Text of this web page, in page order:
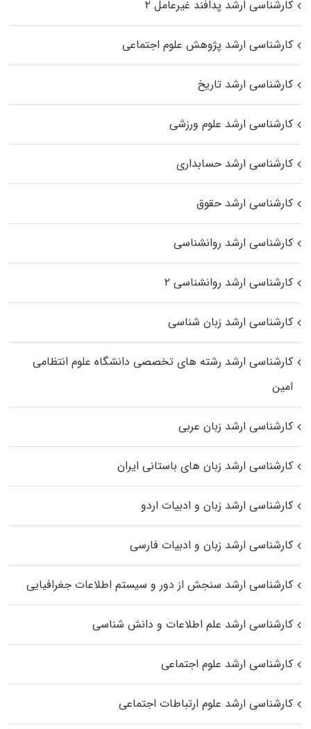
کارشناسی ارشد پدافند غیرعامل ۲
کارشناسی ارشد پژوهش علوم اجتماعی
کارشناسی ارشد تاریخ
کارشناسی ارشد علوم ورزشی
کارشناسی ارشد حسابداری
کارشناسی ارشد حقوق
کارشناسی ارشد روانشناسی
کارشناسی ارشد روانشناسی ۲
کارشناسی ارشد زبان شناسی
کارشناسی ارشد رﺷﺘﻪ ﻫﺎی تخصصی داﻧﺸﮕﺎه ﻋﻠﻮم انتظامی
اﻣﻴﻦ
کارشناسی ارشد زبان عربی
کارشناسی ارشد زبان‌ های باستانی ایران
کارشناسی ارشد زبان و ادبیات اردو
کارشناسی ارشد زبان و ادبیات فارسی
کارشناسی ارشد سنجش از دور و سیستم اطلاعات جغرافیایی
کارشناسی ارشد علم اطلاعات و دانش شناسی
کارشناسی ارشد علوم اجتماعی
کارشناسی ارشد علوم ارتباطات اجتماعی